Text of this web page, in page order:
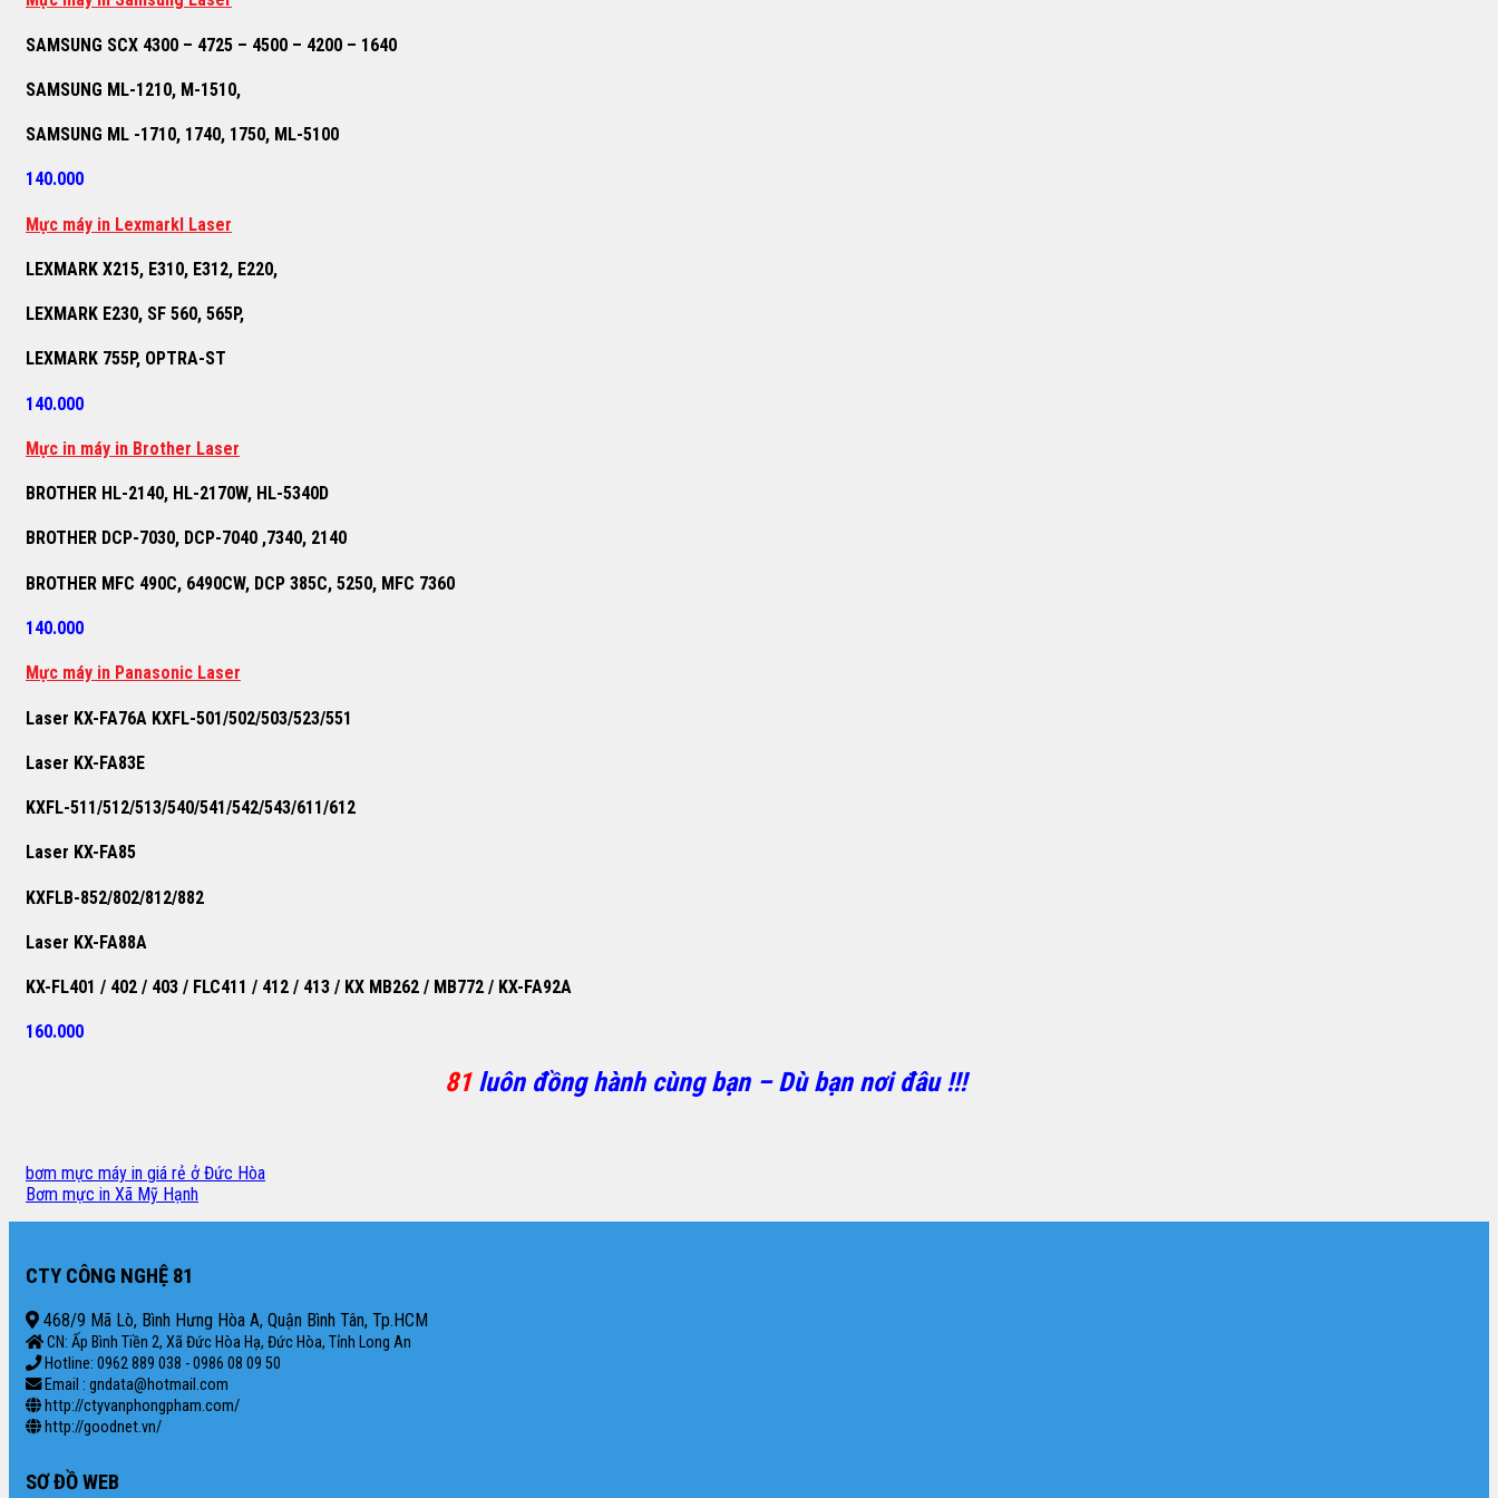
SAMSUNG SCX 4300 – 4725 – 4500 – 4200 – 1640
SAMSUNG ML-1210, M-1510,
SAMSUNG ML -1710, 1740, 1750, ML-5100
140.000
Mực máy in Lexmarkl Laser
LEXMARK X215, E310, E312, E220,
LEXMARK E230, SF 560, 565P,
LEXMARK 755P, OPTRA-ST
140.000
Mực in máy in Brother Laser
BROTHER HL-2140, HL-2170W, HL-5340D
BROTHER DCP-7030, DCP-7040 ,7340, 2140
BROTHER MFC 490C, 6490CW, DCP 385C, 5250, MFC 7360
140.000
Mực máy in Panasonic Laser
Laser KX-FA76A KXFL-501/502/503/523/551
Laser KX-FA83E
KXFL-511/512/513/540/541/542/543/611/612
Laser KX-FA85
KXFLB-852/802/812/882
Laser KX-FA88A
KX-FL401 / 402 / 403 / FLC411 / 412 / 413 / KX MB262 / MB772 / KX-FA92A
160.000
81luôn đồng hành cùng bạn – Dù bạn nơi đâu !!!
bơm mực máy in giá rẻ ở Đức Hòa
Bơm mực in Xã Mỹ Hạnh
CTY CÔNG NGHỆ 81
468/9 Mã Lò, Bình Hưng Hòa A, Quận Bình Tân, Tp.HCM
CN: Ấp Bình Tiền 2, Xã Đức Hòa Hạ, Đức Hòa, Tỉnh Long An
Hotline: 0962 889 038 - 0986 08 09 50
Email : gndata@hotmail.com
http://ctyvanphongpham.com/
http://goodnet.vn/
SƠ ĐỒ WEB